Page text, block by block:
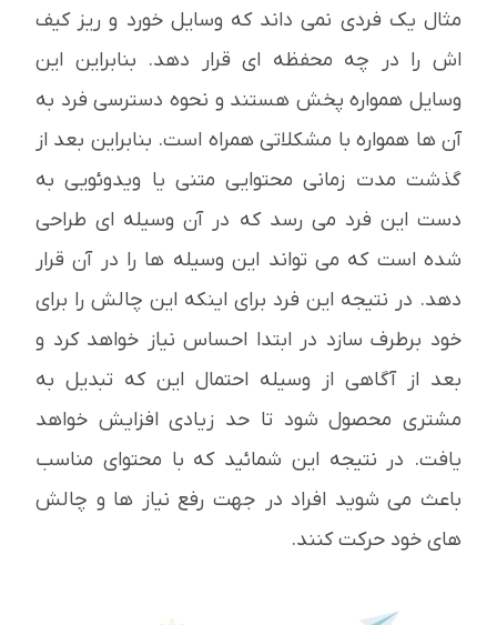
مثال یک فردی نمی داند که وسایل خورد و ریز کیف
اش را در چه محفظه ای قرار دهد. بنابراین این
وسایل همواره پخش هستند و نحوه دسترسی فرد به
آن ها همواره با مشکلاتی همراه است. بنابراین بعد از
گذشت مدت زمانی محتوایی متنی یا ویدوئویی به
دست این فرد می رسد که در آن وسیله ای طراحی
شده است که می تواند این وسیله ها را در آن قرار
دهد. در نتیجه این فرد برای اینکه این چالش را برای
خود برطرف سازد در ابتدا احساس نیاز خواهد کرد و
بعد از آگاهی از وسیله احتمال این که تبدیل به
مشتری محصول شود تا حد زیادی افزایش خواهد
یافت. در نتیجه این شمائید که با محتوای مناسب
باعث می شوید افراد در جهت رفع نیاز ها و چالش
های خود حرکت کنند.